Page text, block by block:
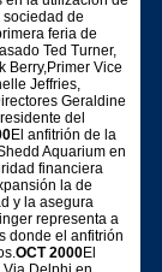
sociedad de
feria de
Ted Turner,
Berry,Primer Vice
Jeffries,
Geraldine
del
El anfitrión de la
Aquarium en
financiera
la de
y la asegura
representa a
donde el anfitrión
OCT 2000El